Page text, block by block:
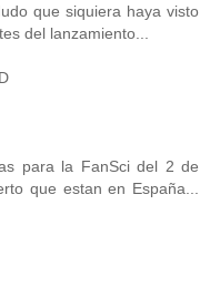
que siquiera haya visto
del lanzamiento...
para la FanSci del 2 de
que estan en España...